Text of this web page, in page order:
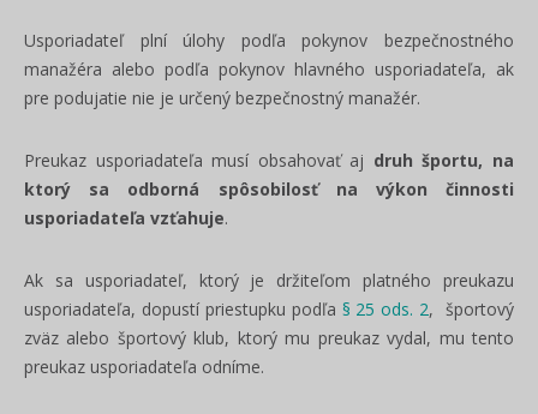
Usporiadateľ plní úlohy podľa pokynov bezpečnostného
manažéra alebo podľa pokynov hlavného usporiadateľa, ak
pre podujatie nie je určený bezpečnostný manažér.
Preukaz usporiadateľa musí obsahovať aj druh športu, na
ktorý sa odborná spôsobilosť na výkon činnosti
usporiadateľa vzťahuje.
Ak sa usporiadateľ, ktorý je držiteľom platného preukazu
usporiadateľa, dopustí priestupku podľa § 25 ods. 2, športový
zväz alebo športový klub, ktorý mu preukaz vydal, mu tento
preukaz usporiadateľa odníme.